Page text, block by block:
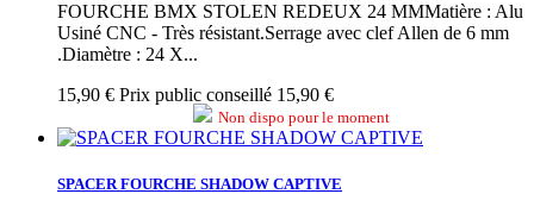
FOURCHE BMX STOLEN REDEUX 24 MMMatière : Alu
Usiné CNC - Très résistant.Serrage avec clef Allen de 6 mm
.Diamètre : 24 X...
15,90 € Prix public conseillé 15,90 €
Non dispo pour le moment
SPACER FOURCHE SHADOW CAPTIVE